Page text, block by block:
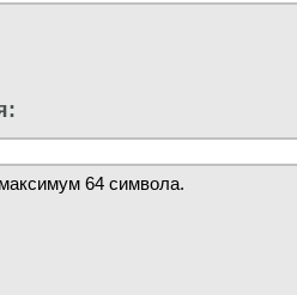
64 символа.